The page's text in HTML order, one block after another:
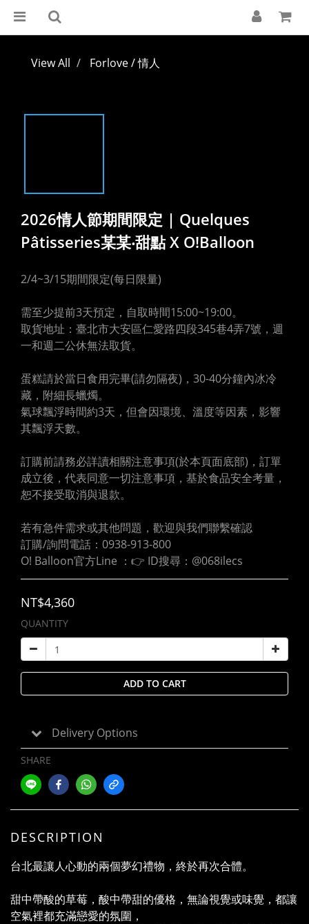
View All Forlove / 情人
2026情人節期間限定 | Quelques
Pâtisseries某某‧甜點 X O!Balloon
2/4~3/15期間限定(每日限量)
需至少提前3天預定，自取時間15:00~19:00。
取貨地址：臺北市大安區仁愛路四段345巷4弄7號，週
一和週二公休無法取貨。
蛋糕請於當日食用完畢(請勿隔夜)，30-40分鐘內冰冷
藏，附細長蠟燭。
氣球飄浮時間約3天，但會因環境、溫度等因素，影響
其飄浮天數。
訂購前請務必詳讀相關注意事項(於本頁面底部)，訂單
成立後，代表同意一切注意事項，基於食品安全考量，
恕不接受取消與退款。
若有急件需求或其他問題，歡迎與我們聯繫確認
訂購/詢問電話：0938-913-800
O! Balloon官方Line ：👉 ID搜尋：@068ilecs
NT$4,360
QUANTITY
ADD TO CART
Delivery Options
SHARE
DESCRIPTION
台北最讓人心動的兩個夢幻禮物，終於再次合體。
甜中帶酸的草莓，酸中帶甜的優格，無論視覺或味覺，都讓
空氣裡都充滿戀愛的氛圍，